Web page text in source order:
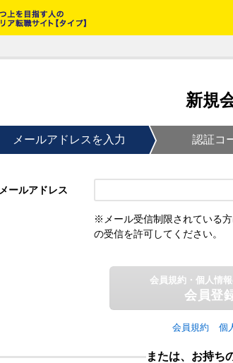
新規
メールアドレスを入力 認証コ
メールアドレス
※メール受信制限されている
の受信を許可してください。
会員規約・個人情
会員登
会員規約 個
または、お持ち